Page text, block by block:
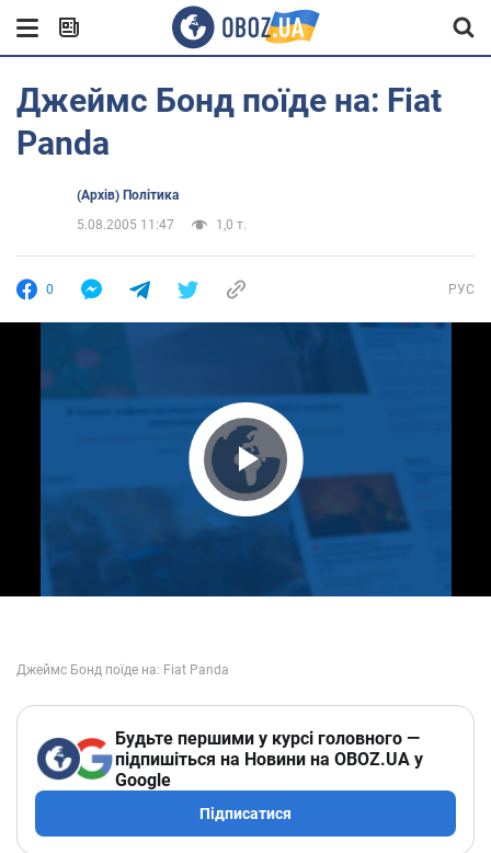
Джеймс Бонд поїде на: Fiat
Panda
(Архів) Політика
5.08.2005 11:47
1,0 т.
0 РУС
Play Video
Будьте першими у курсі головного —
підпишіться на Новини на OBOZ.UA у
Google
Підписатися